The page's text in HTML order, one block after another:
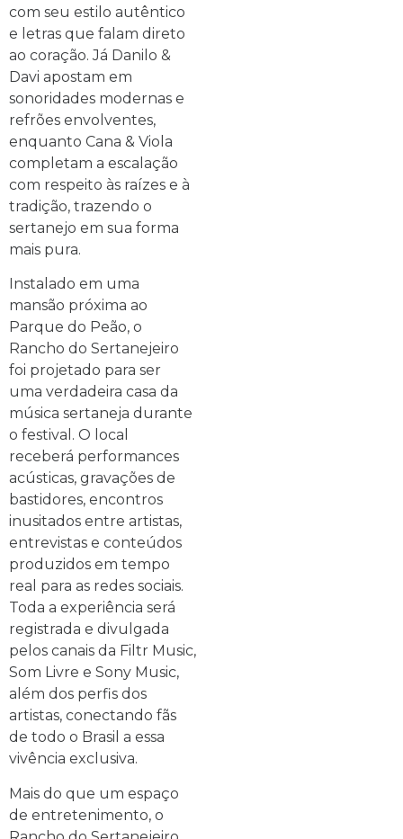
com seu estilo autêntico
e letras que falam direto
ao coração. Já Danilo &
Davi apostam em
sonoridades modernas e
refrões envolventes,
enquanto Cana & Viola
completam a escalação
com respeito às raízes e à
tradição, trazendo o
sertanejo em sua forma
mais pura.
Instalado em uma
mansão próxima ao
Parque do Peão, o
Rancho do Sertanejeiro
foi projetado para ser
uma verdadeira casa da
música sertaneja durante
o festival. O local
receberá performances
acústicas, gravações de
bastidores, encontros
inusitados entre artistas,
entrevistas e conteúdos
produzidos em tempo
real para as redes sociais.
Toda a experiência será
registrada e divulgada
pelos canais da Filtr Music,
Som Livre e Sony Music,
além dos perfis dos
artistas, conectando fãs
de todo o Brasil a essa
vivência exclusiva.
Mais do que um espaço
de entretenimento, o